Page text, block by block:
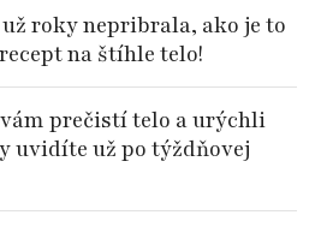
roky nepribrala, ako je to
na štíhle telo!
prečistí telo a urýchli
uvidíte už po týždňovej